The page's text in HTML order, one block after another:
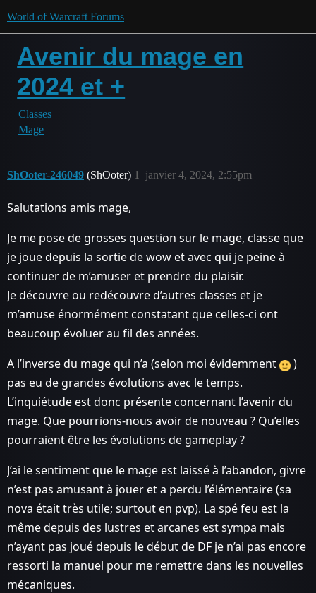
World of Warcraft Forums
Avenir du mage en
2024 et +
Classes
Mage
ShOoter-246049 (ShOoter) janvier 4, 2024, 2:55pm
1
Salutations amis mage,
Je me pose de grosses question sur le mage, classe que
je joue depuis la sortie de wow et avec qui je peine à
continuer de m’amuser et prendre du plaisir.
Je découvre ou redécouvre d’autres classes et je
m’amuse énormément constatant que celles-ci ont
beaucoup évoluer au fil des années.
A l’inverse du mage qui n’a (selon moi évidemment
)
pas eu de grandes évolutions avec le temps.
L’inquiétude est donc présente concernant l’avenir du
mage. Que pourrions-nous avoir de nouveau ? Qu’elles
pourraient être les évolutions de gameplay ?
J’ai le sentiment que le mage est laissé à l’abandon, givre
n’est pas amusant à jouer et a perdu l’élémentaire (sa
nova était très utile; surtout en pvp). La spé feu est la
même depuis des lustres et arcanes est sympa mais
n’ayant pas joué depuis le début de DF je n’ai pas encore
ressorti la manuel pour me remettre dans les nouvelles
mécaniques.